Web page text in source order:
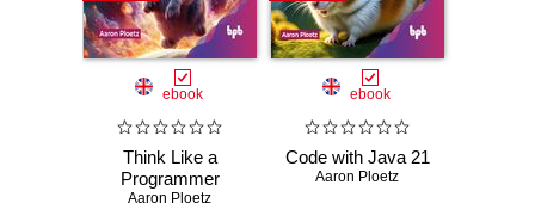
ebook
Think Like a
Programmer
Aaron Ploetz
ebook
Code with Java 21
Aaron Ploetz